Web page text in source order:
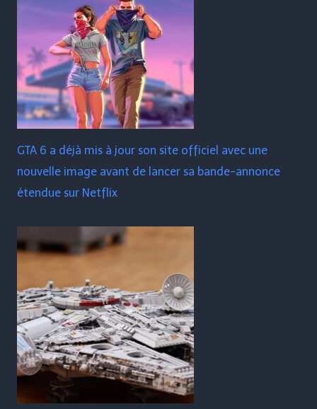
GTA 6 a déjà mis à jour son site officiel avec une
nouvelle image avant de lancer sa bande-annonce
étendue sur Netflix